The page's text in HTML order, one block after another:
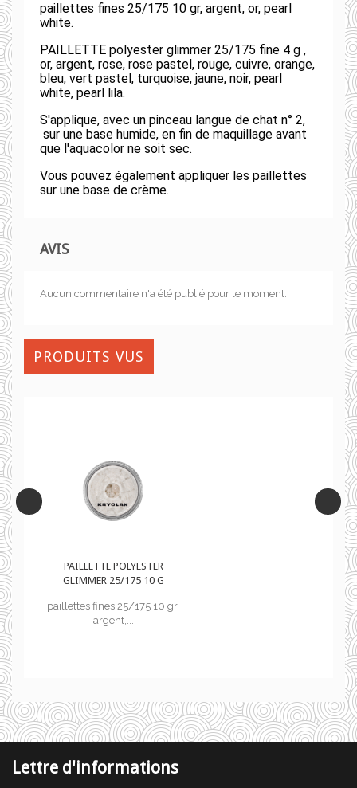
paillettes fines 25/175 10 gr, argent, or, pearl
white.
PAILLETTE polyester glimmer 25/175 fine 4 g ,
or, argent, rose, rose pastel, rouge, cuivre, orange,
bleu, vert pastel, turquoise, jaune, noir, pearl
white, pearl lila.
S'applique, avec un pinceau langue de chat n° 2,
sur une base humide, en fin de maquillage avant
que l'aquacolor ne soit sec.
Vous pouvez également appliquer les paillettes
sur une base de crème.
AVIS
Aucun commentaire n'a été publié pour le moment.
PRODUITS VUS
PAILLETTE POLYESTER
GLIMMER 25/175 10 G
paillettes fines 25/175 10 gr,
argent,...
Lettre d'informations